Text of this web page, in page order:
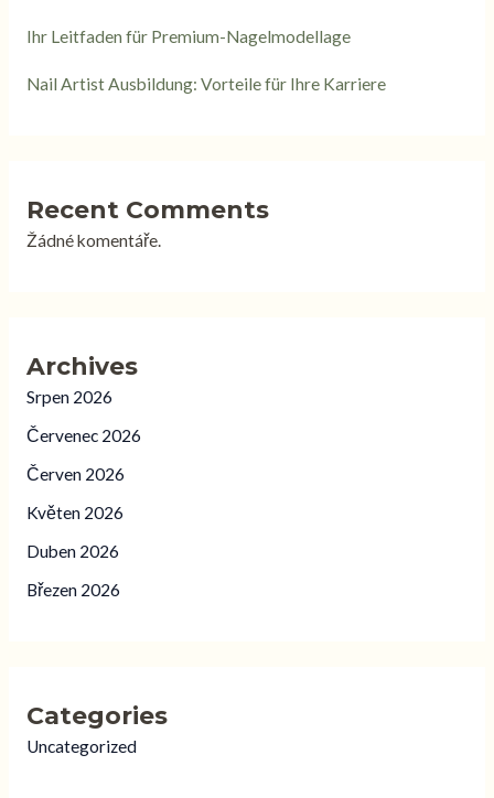
Ihr Leitfaden für Premium-Nagelmodellage
Nail Artist Ausbildung: Vorteile für Ihre Karriere
Recent Comments
Žádné komentáře.
Archives
Srpen 2026
Červenec 2026
Červen 2026
Květen 2026
Duben 2026
Březen 2026
Categories
Uncategorized